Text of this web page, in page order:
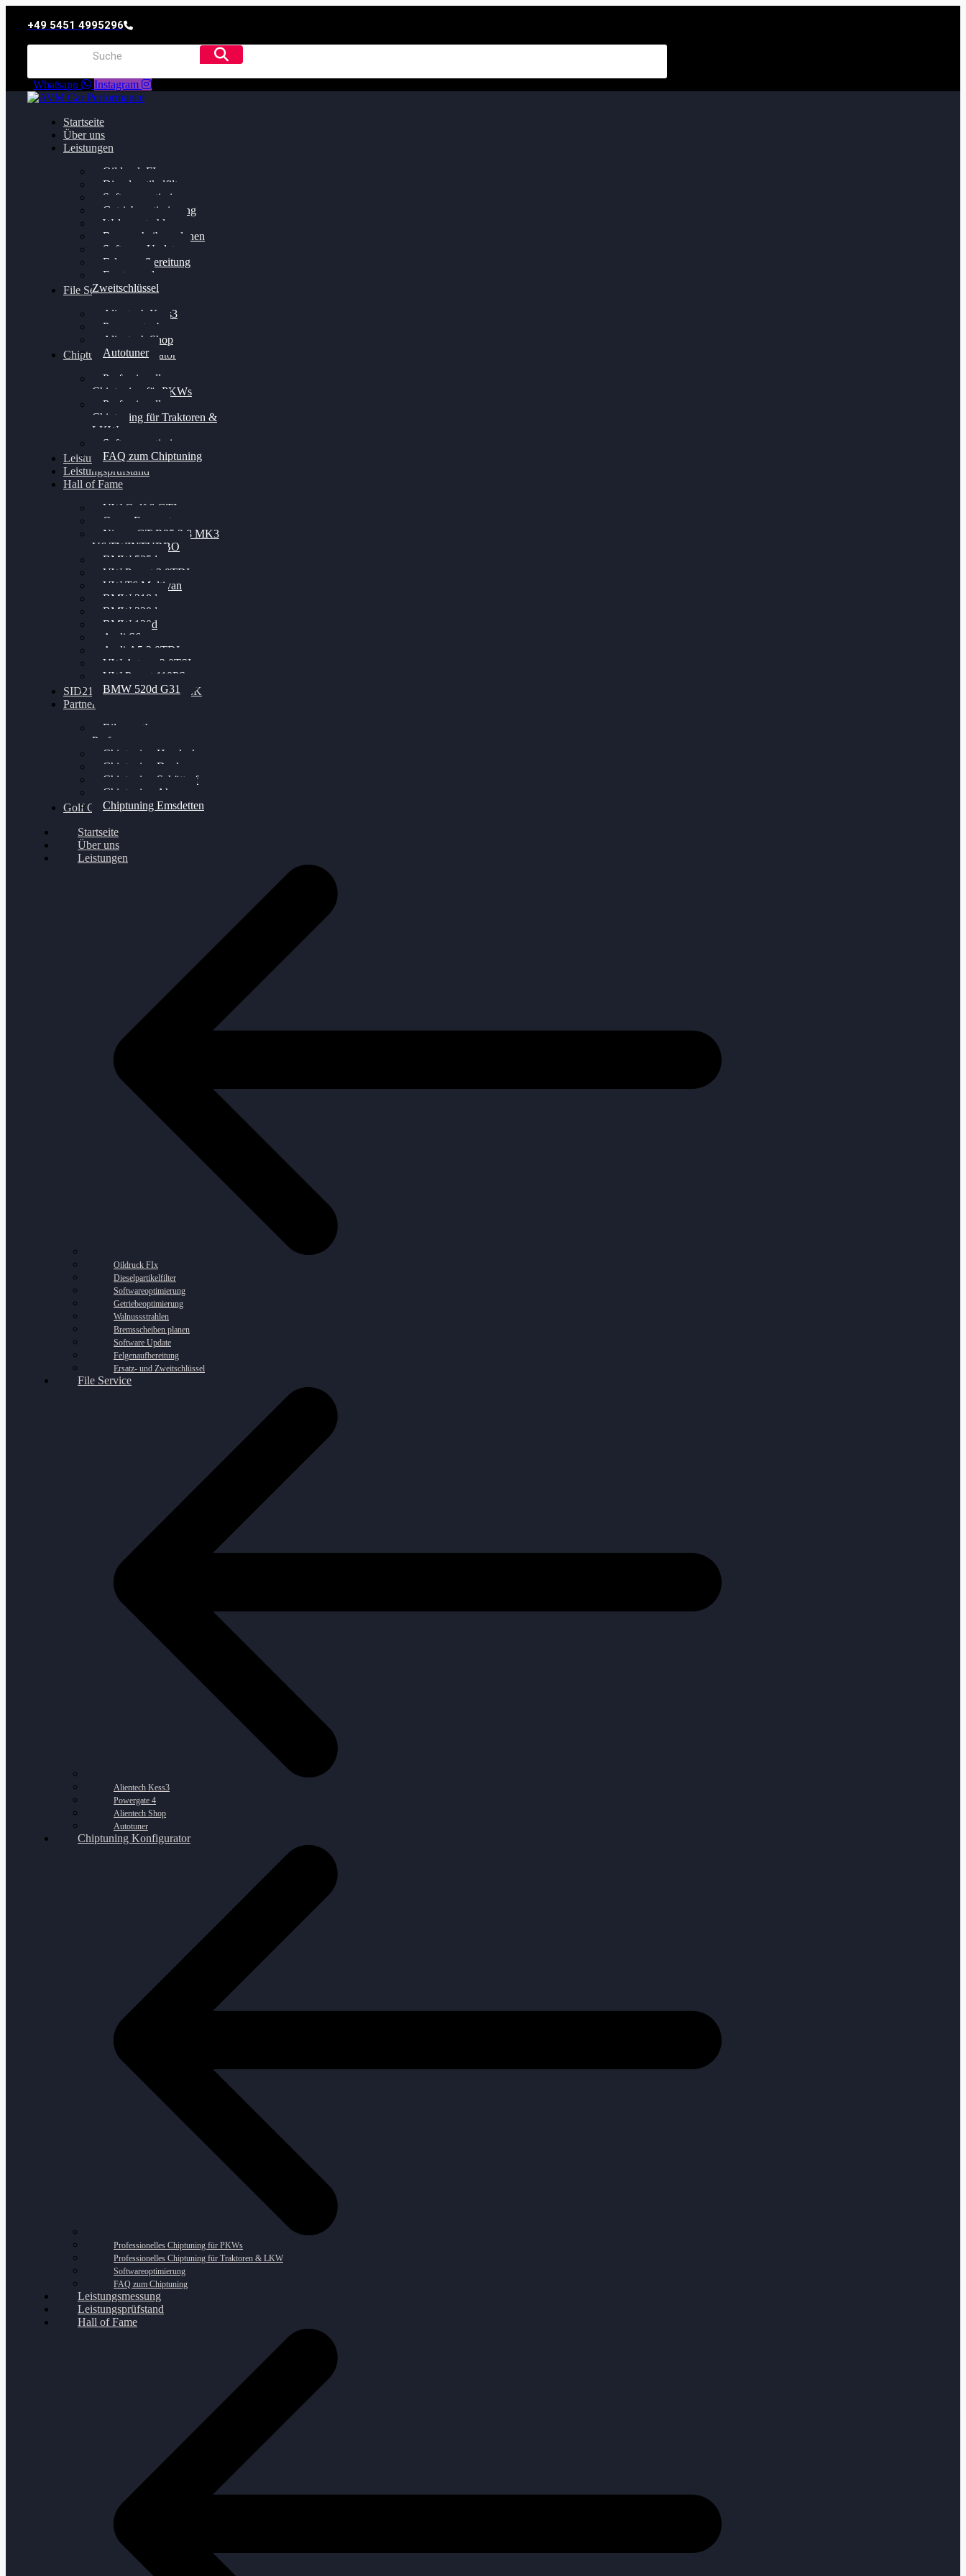
+49 5451 4995296
Whatsapp Instagram
Startseite
Über uns
Leistungen
Oildruck FIx
Dieselpartikelfilter
Softwareoptimierung
Getriebeoptimierung
Walnussstrahlen
Bremsscheiben planen
Software Update
Felgenaufbereitung
Ersatz- und
Zweitschlüssel
File Service
Alientech Kess3
Powergate 4
Alientech Shop
Autotuner
Chiptuning Konfigurator
Professionelles
Chiptuning für PKWs
Professionelles
Chiptuning für Traktoren &
LKW
Softwareoptimierung
FAQ zum Chiptuning
Leistungsmessung
Leistungsprüfstand
Hall of Fame
VW Golf 6 GTI
Cupra Formentor
Nissan GT-R35 3.8 MK3
V6 TWINTURBO
BMW 525d
VW Passat 2.0TDI
VW T6 Multivan
BMW 318d
BMW 320d
BMW 120d
Audi S6
Audi A5 3.0TDI
VW Arteon 2.0TSI
VW Passat 110PS
BMW 520d G31
SID212 / 212EVO UNLOCK
Partner
Bilgenroth
Performance
Chiptuning Herzlacke
Chiptuning Duelmen
Chiptuning Schüttorf
Chiptuning Ahaus
Chiptuning Emsdetten
Golf Gewinnspiel
Startseite
Über uns
Leistungen
Oildruck FIx
Dieselpartikelfilter
Softwareoptimierung
Getriebeoptimierung
Walnussstrahlen
Bremsscheiben planen
Software Update
Felgenaufbereitung
Ersatz- und Zweitschlüssel
File Service
Alientech Kess3
Powergate 4
Alientech Shop
Autotuner
Chiptuning Konfigurator
Professionelles Chiptuning für PKWs
Professionelles Chiptuning für Traktoren & LKW
Softwareoptimierung
FAQ zum Chiptuning
Leistungsmessung
Leistungsprüfstand
Hall of Fame